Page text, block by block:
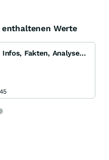
Werte
Ölpreis - Erdöl - Öl - Rohöl: Infos, Fakten, Analysen, Charts und Ausblick